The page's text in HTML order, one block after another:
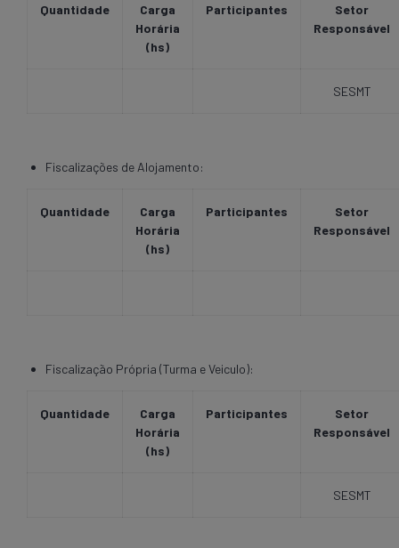
Quantidade
Carga
Horária
(hs)
Participantes
Setor
Responsável
SESMT
Fiscalizações de Alojamento:
Quantidade
Carga
Horária
(hs)
Participantes
Setor
Responsável
Fiscalização Própria (Turma e Veiculo):
Quantidade
Carga
Horária
(hs)
Participantes
Setor
Responsável
SESMT